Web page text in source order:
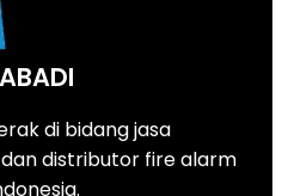
di bidang jasa
distributor fire alarm